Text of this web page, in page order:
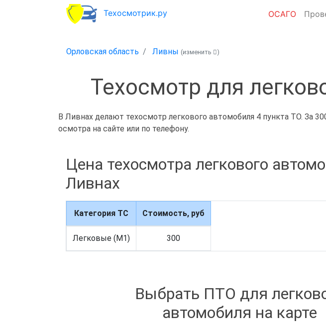
Техосмотрик.ру ОСАГО
Орловская область Ливны (изменить )
Техосмотр для
В Ливнах делают техосмотр легкового автомобиля 4 пункта ТО. За
осмотра на сайте или по телефону.
Цена техосмотра легкового
Ливнах
Категория ТС Стоимость, руб
Легковые (M1) 300
Выбрать ПТО для
автомобиля на карте